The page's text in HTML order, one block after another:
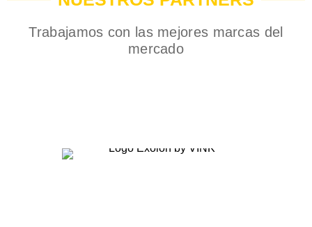
Trabajamos con las mejores marcas del
mercado